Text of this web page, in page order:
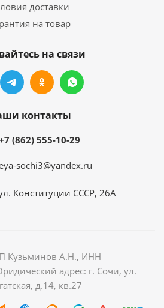
доставки
на товар
на связи
контакты
(862) 555-10-29
sochi3@yandex.ru
Конституции СССР, 26А
Кузьминов А.Н., ИНН
адрес: г. Сочи, ул.
д.14, кв.27